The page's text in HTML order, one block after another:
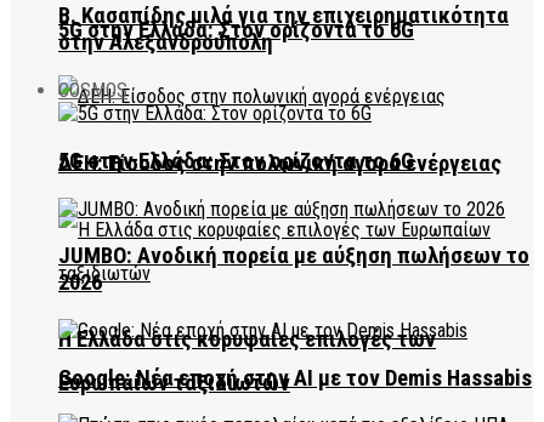
5G στην Ελλάδα: Στον ορίζοντα το 6G
ΔΕΗ: Είσοδος στην πολωνική αγορά ενέργειας
Η Ελλάδα στις κορυφαίες επιλογές των
Ευρωπαίων ταξιδιωτών
Β. Κασαπίδης μιλά για την επιχειρηματικότητα
στην Αλεξανδρούπολη
COSMOS
5G στην Ελλάδα: Στον ορίζοντα το 6G
JUMBO: Ανοδική πορεία με αύξηση πωλήσεων το
2026
Google: Νέα εποχή στην AI με τον Demis Hassabis